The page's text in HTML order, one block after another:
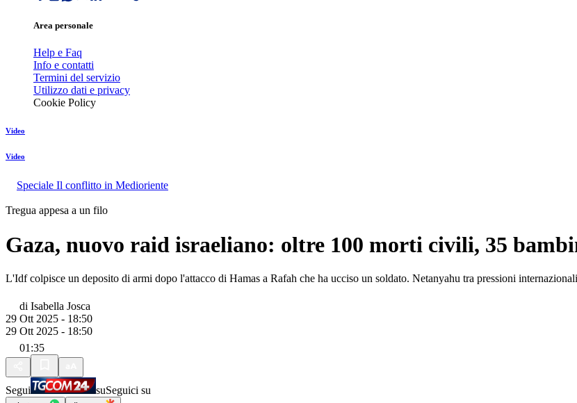
Area personale
Help e Faq
Info e contatti
Termini del servizio
Utilizzo dati e privacy
Cookie Policy
Video
Video
Speciale Il conflitto in Medioriente
Tregua appesa a un filo
Gaza, nuovo raid israeliano: oltre 100 morti civili, 35
L'Idf colpisce un deposito di armi dopo l'attacco di Hamas a Rafah che ha ucciso un soldato. Netanyahu tra pressioni
di Isabella Josca
29 Ott 2025 - 18:50
29 Ott 2025 - 18:50
01:35
Segui suSeguici su